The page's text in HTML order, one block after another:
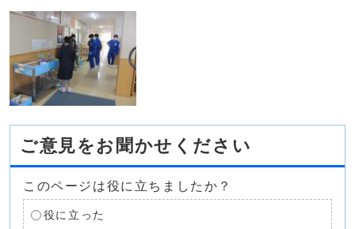
ご意見をお聞かせください
このページは役に立ちましたか？
役に立った